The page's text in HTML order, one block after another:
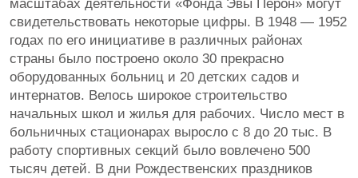
масштабах деятельности «Фонда Эвы Перон» могут
свидетельствовать некоторые цифры. В 1948 — 1952
годах по его инициативе в различных районах
страны было построено около 30 прекрасно
оборудованных больниц и 20 детских садов и
интернатов. Велось широкое строительство
начальных школ и жилья для рабочих. Число мест в
больничных стационарах выросло с 8 до 20 тыс. В
работу спортивных секций было вовлечено 500
тысяч детей. В дни Рождественских праздников